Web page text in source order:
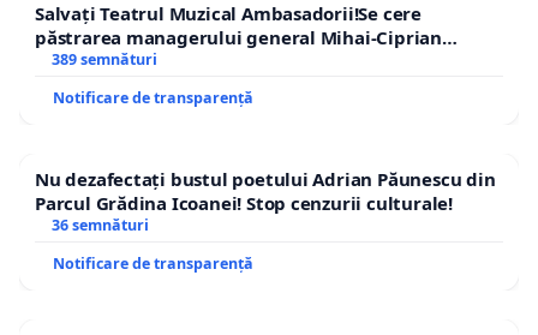
Salvați Teatrul Muzical Ambasadorii!Se cere
păstrarea managerului general Mihai-Ciprian
ROGOJAN
389 semnături
Notificare de transparență
Nu dezafectați bustul poetului Adrian Păunescu din
Parcul Grădina Icoanei! Stop cenzurii culturale!
36 semnături
Notificare de transparență